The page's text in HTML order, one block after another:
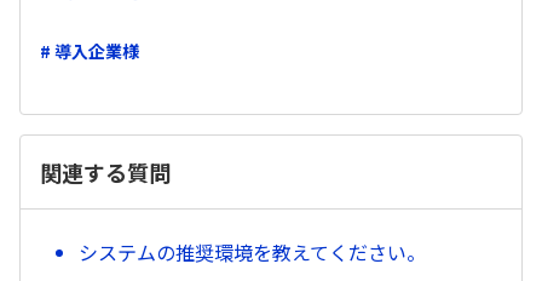
# 導入企業様
関連する質問
システムの推奨環境を教えてください。